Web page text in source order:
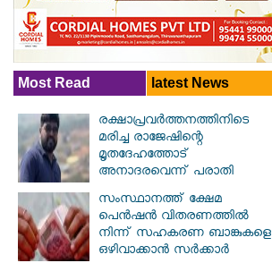
Most Read latest News
രക്ഷാപ്രവര്‍ത്തനത്തിനിടെ
മരിച്ച രാജേഷിന്റെ
മൃതദേഹത്തോട്
അനാദരവെന്ന് പരാതി
സംസ്ഥാനത്ത് ക്ഷേമ
പെൻഷൻ വിതരണത്തിൽ
നിന്ന് സഹകരണ ബാങ്കുകളെ
ഒഴിവാക്കാൻ സർക്കാർ